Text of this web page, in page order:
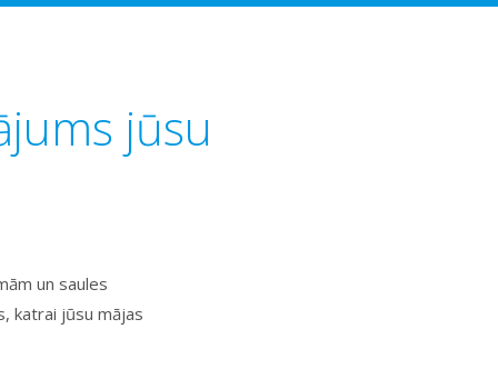
jūsu
un saules
katrai jūsu mājas